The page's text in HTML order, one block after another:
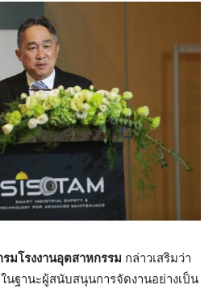
มโรงงานอุตสาหกรรม กล่าวเสริมว่า
นฐานะผู้สนับสนุนการจัดงานอย่างเป็น